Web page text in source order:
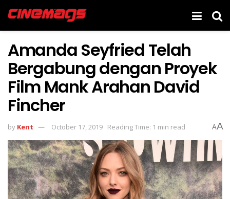
Amanda Seyfried Telah
Bergabung dengan Proyek
Film Mank Arahan David
Fincher
by Kent October 17, 2019 Reading Time: 1 min read AA